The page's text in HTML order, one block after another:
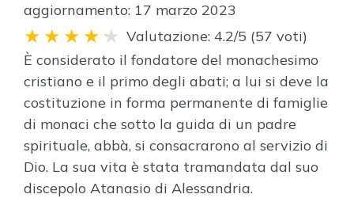
aggiornamento: 17 marzo 2023
Valutazione: 4.2/5 (57 voti)
È considerato il fondatore del monachesimo
cristiano e il primo degli abati; a lui si deve la
costituzione in forma permanente di famiglie
di monaci che sotto la guida di un padre
spirituale, abbà, si consacrarono al servizio di
Dio. La sua vita è stata tramandata dal suo
discepolo Atanasio di Alessandria.